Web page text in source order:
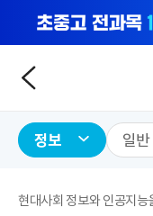
정보 일반
현대사회 정보와 인공지능